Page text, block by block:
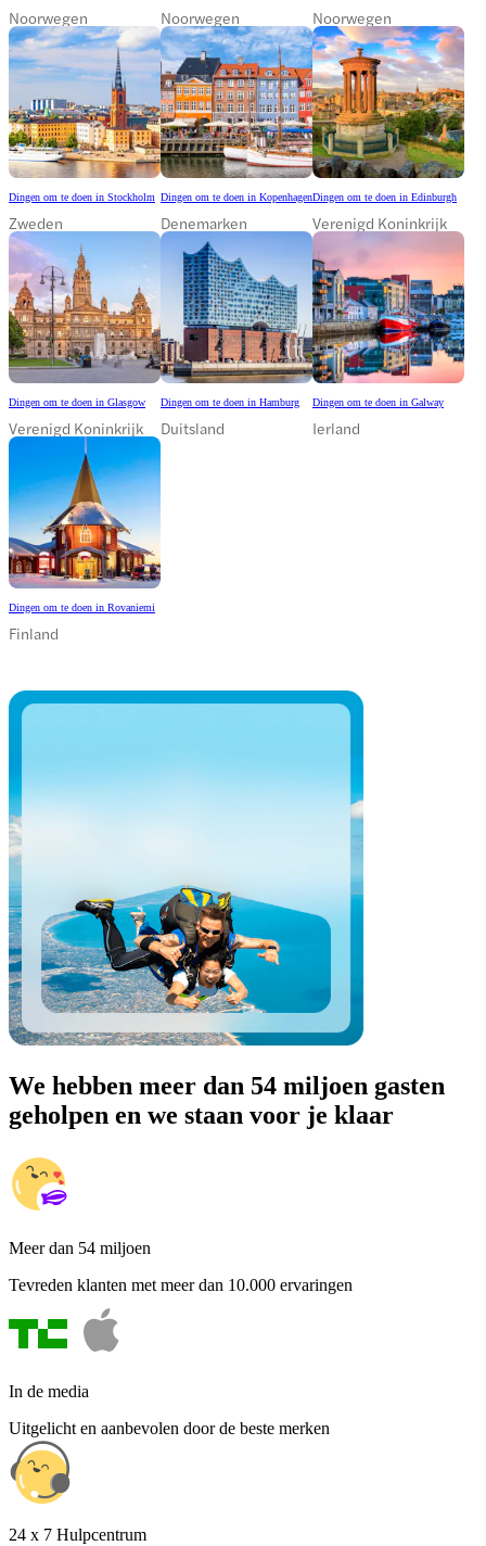
Noorwegen Noorwegen Noorwegen
Dingen om te doen in Stockholm
Zweden
Dingen om te doen in Kopenhagen
Denemarken
Dingen om te doen in Edinburgh
Verenigd Koninkrijk
Dingen om te doen in Glasgow
Verenigd Koninkrijk
Dingen om te doen in Hamburg
Duitsland
Dingen om te doen in Galway
Ierland
Dingen om te doen in Rovaniemi
Finland
We hebben meer dan 54 miljoen gasten
geholpen en we staan voor je klaar
Meer dan 54 miljoen
Tevreden klanten met meer dan 10.000 ervaringen
In de media
Uitgelicht en aanbevolen door de beste merken
24 x 7 Hulpcentrum